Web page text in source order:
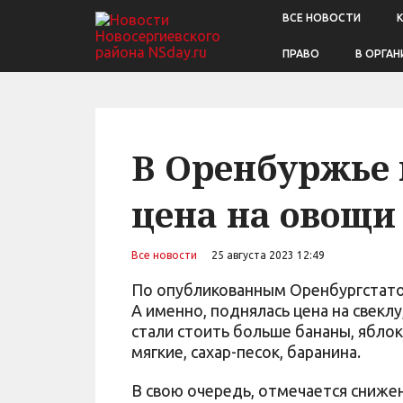
ВСЕ НОВОСТИ
ПРАВО В
В Оренбуржье
цена на овощи
Все новости 25 августа 2023 12:49
По опубликованным
А именно, поднялась цена на
стали стоить больше бананы,
мягкие, сахар-песок, баранина.
В свою очередь, отмечается